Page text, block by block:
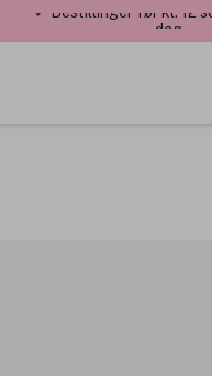
✓ Bestillinger før kl. 12
dag